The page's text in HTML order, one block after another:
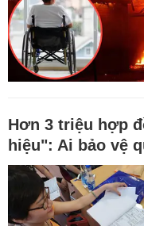
Hơn 3 triệu hợp
hiệu": Ai bảo vệ